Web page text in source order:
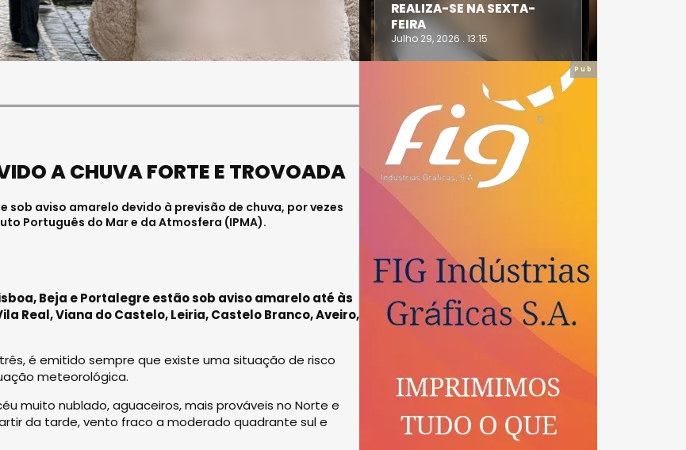
A CHUVA FORTE E TROVOADA
aviso amarelo devido à previsão de chuva, por vezes
Português do Mar e da Atmosfera (IPMA).
Beja e Portalegre estão sob aviso amarelo até às
Real, Viana do Castelo, Leiria, Castelo Branco, Aveiro,
é emitido sempre que existe uma situação de risco
meteorológica.
muito nublado, aguaceiros, mais prováveis no Norte e
da tarde, vento fraco a moderado quadrante sul e
REALIZA-SE NA SEXTA-
FEIRA
Julho 29, 2026 . 13:15
Pub